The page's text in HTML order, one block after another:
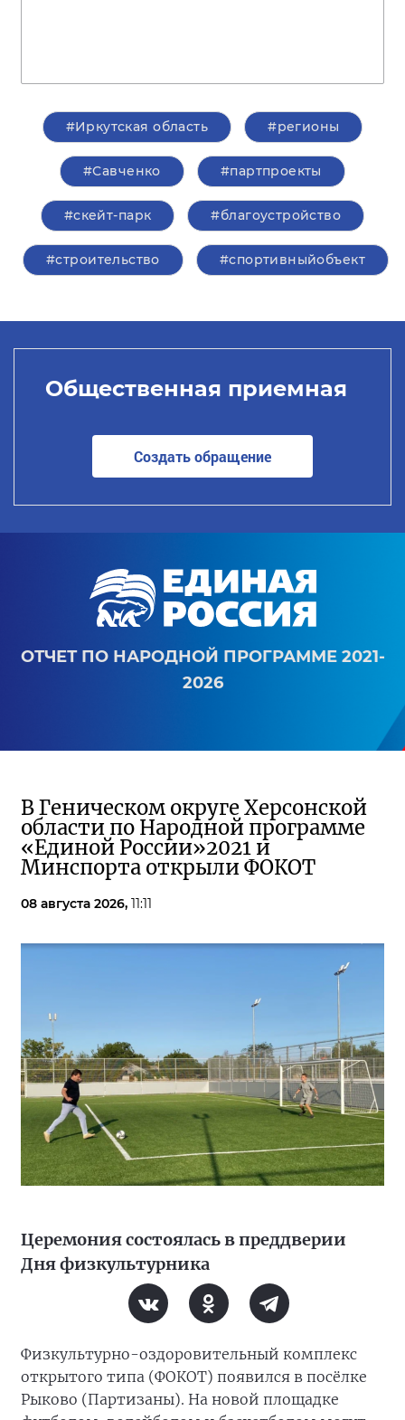
#Иркутская область #регионы
#Савченко #партпроекты
#скейт-парк #благоустройство
#строительство #спортивныйобъект
Общественная приемная
Создать обращение
ОТЧЕТ ПО НАРОДНОЙ ПРОГРАММЕ 2021-
2026
В Геническом округе Херсонской
области по Народной программе
«Единой России»2021 и
Минспорта открыли ФОКОТ
08 августа 2026, 11:11
Церемония состоялась в преддверии
Дня физкультурника
Физкультурно-оздоровительный комплекс
открытого типа (ФОКОТ) появился в посёлке
Рыково (Партизаны). На новой площадке